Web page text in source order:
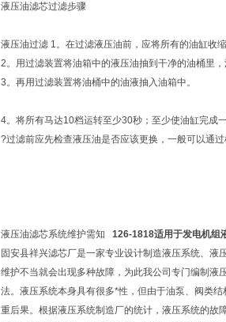
液压油滤芯过滤步骤
液压油过滤 1。在过滤液压油前，应将所有的油缸收缩
2。用过滤装置将油箱中的液压油抽到干净的油桶里
3。再用过滤装置将油桶中的油液抽入油箱中。
4。将所有马达10档运转至少30秒；至少使油缸完成
?过滤前应先检查液压油是否应该更换，一般可以通
液压油滤芯系统维护需知
126-1818适用于发电机组
固安县祥兴滤芯厂是一家专业设计制造液压系统、
维护不当就会出现多种故障，为此我公司专门编制液
法。液压系统本身具有很多*性，但由于油泵、阀类
重后果。根据液压系统制造厂的统计，液压系统的故